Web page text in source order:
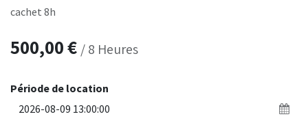
cachet 8h
500,00€ /8 Heures
Période de location